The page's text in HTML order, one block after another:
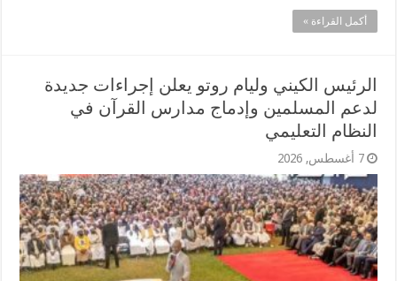
أكمل القراءة »
الرئيس الكيني وليام روتو يعلن إجراءات جديدة
لدعم المسلمين وإدماج مدارس القرآن في
النظام التعليمي
7 أغسطس, 2026